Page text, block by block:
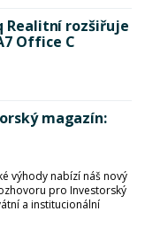
Realitní rozšiřuje
Office C
magazín:
výhody nabízí náš nový
pro Investorský
a institucionální